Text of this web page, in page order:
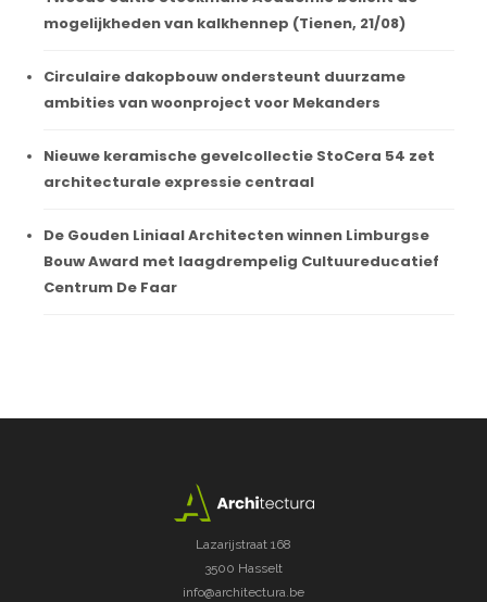
mogelijkheden van kalkhennep (Tienen, 21/08)
Circulaire dakopbouw ondersteunt duurzame
ambities van woonproject voor Mekanders
Nieuwe keramische gevelcollectie StoCera 54 zet
architecturale expressie centraal
De Gouden Liniaal Architecten winnen Limburgse
Bouw Award met laagdrempelig Cultuureducatief
Centrum De Faar
Lazarijstraat 168
3500 Hasselt
info@architectura.be